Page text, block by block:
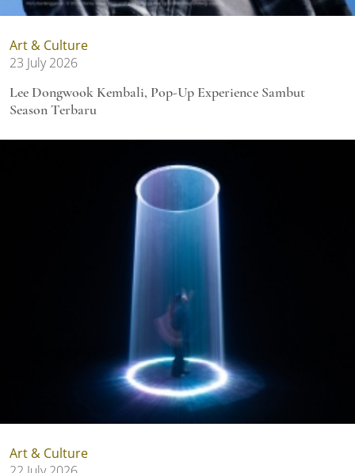
Art & Culture
23 July 2026
Lee Dongwook Kembali, Pop-Up Experience Sambut
Season Terbaru
Art & Culture